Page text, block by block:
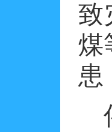
致
煤
患